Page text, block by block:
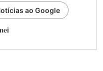
ao Google